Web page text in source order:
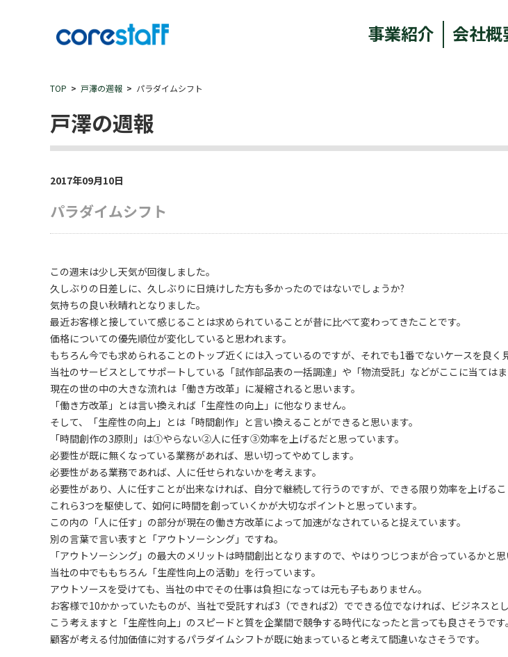
事業紹介 会社概
TOP 戸澤の週報 パラダイムシフト
戸澤の週報
2017年09月10日
パラダイムシフト
この週末は少し天気が回復しました。
久しぶりの日差しに、久しぶりに日焼けした方も多かったのではないでしょうか?
気持ちの良い秋晴れとなりました。
最近お客様と接していて感じることは求められていることが昔に比べて変わってきたことです。
価格についての優先順位が変化していると思われます。
もちろん今でも求められることのトップ近くには入っているのですが、それでも1番でないケースを良く
当社のサービスとしてサポートしている「試作部品表の一括調達」や「物流受託」などがここに当てはま
現在の世の中の大きな流れは「働き方改革」に凝縮されると思います。
「働き方改革」とは言い換えれば「生産性の向上」に他なりません。
そして、「生産性の向上」とは「時間創作」と言い換えることができると思います。
「時間創作の3原則」は①やらない②人に任す③効率を上げるだと思っています。
必要性が既に無くなっている業務があれば、思い切ってやめてします。
必要性がある業務であれば、人に任せられないかを考えます。
必要性があり、人に任すことが出来なければ、自分で継続して行うのですが、できる限り効率を上げるこ
これら3つを駆使して、如何に時間を創っていくかが大切なポイントと思っています。
この内の「人に任す」の部分が現在の働き方改革によって加速がなされていると捉えています。
別の言葉で言い表すと「アウトソーシング」ですね。
「アウトソーシング」の最大のメリットは時間創出となりますので、やはりつじつまが合っているかと思
当社の中でももちろん「生産性向上の活動」を行っています。
アウトソースを受けても、当社の中でその仕事は負担になっては元も子もありません。
お客様で10かかっていたものが、当社で受託すれば3（できれば2）でできる位でなければ、ビジネスと
こう考えますと「生産性向上」のスピードと質を企業間で競争する時代になったと言っても良さそうです。
顧客が考える付加価値に対するパラダイムシフトが既に始まっていると考えて間違いなさそうです。